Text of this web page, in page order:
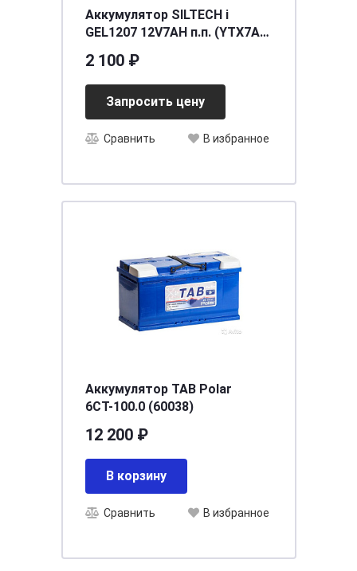
Аккумулятор SILTECH i
GEL1207 12V7AH п.п. (YTX7A-
[д150ш87в94/100]
2 100 ₽
Запросить цену
Сравнить В избранное
Аккумулятор TAB Polar
6СТ-100.0 (60038)
12 200 ₽
В корзину
Сравнить В избранное